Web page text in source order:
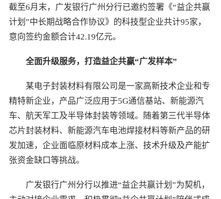
截至6月末，广发银行广州分行已邀约签署《“益企共赢
计划”中长期战略合作协议》的科技型企业共计95家，
意向签约金额合计42.19亿元。
全面升级服务，打造益企共赢“广发样本”
某电子封装材料有限公司是一家高新技术企业和专
精特新企业，产品广泛应用于5G通信基站、新能源汽
车、航天军工及半导体封装等领域。随着第三代半导体
芯片封装材料、新能源汽车电池焊接材料等新产品的研
发加速，企业面临原材料成本上涨、技术升级及产能扩
张资金缺口等挑战。
广发银行广州分行以推进“益企共赢计划”为契机，